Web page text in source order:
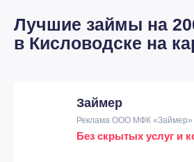
Лучшие займы на
в Кисловодске на
Займер
Реклама ООО МФК «Займер»
Без скрытых услуг и